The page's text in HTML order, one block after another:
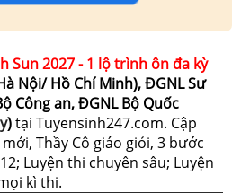
Sun 2027 - 1 lộ trình ôn đa kỳ
Nội/ Hồ Chí Minh), ĐGNL Sư
Công an, ĐGNL Bộ Quốc
)tại Tuyensinh247.com. Cập
Thầy Cô giáo giỏi, 3 bước
Luyện thi chuyên sâu; Luyện
kì thi.